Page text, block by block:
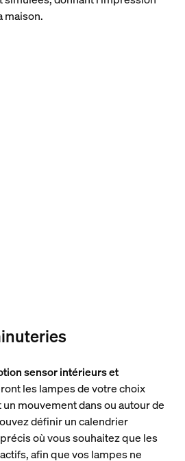
maison.
sensor intérieurs et
les lampes de votre choix
mouvement dans ou autour de
définir un calendrier
où vous souhaitez que les
afin que vos lampes ne